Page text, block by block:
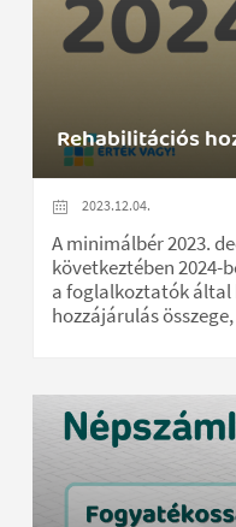
Rehabilitációs
2023.12.04.
A minimálbér 2023.
következtében 2024-
a foglalkoztatók
hozzájárulás